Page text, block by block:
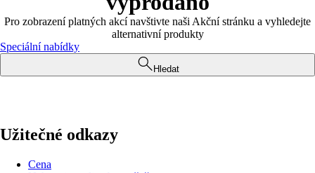
Pro zobrazení platných akcí navštivte naši Akční stránku a vyhledejte
alternativní produkty
Speciální nabídky
Hledat
Užitečné odkazy
Cena